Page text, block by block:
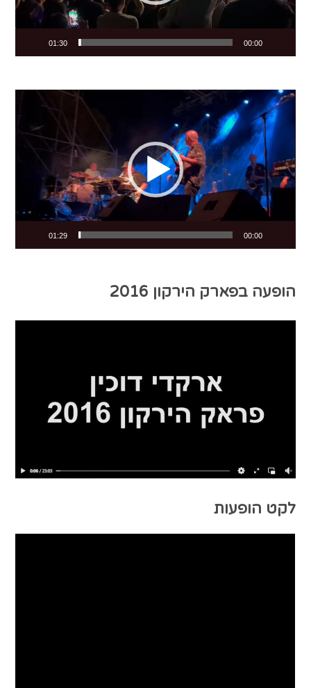
00:00
01:30
Video
Player
00:00
01:29
הופעה בפארק הירקון 2016
לקט הופעות